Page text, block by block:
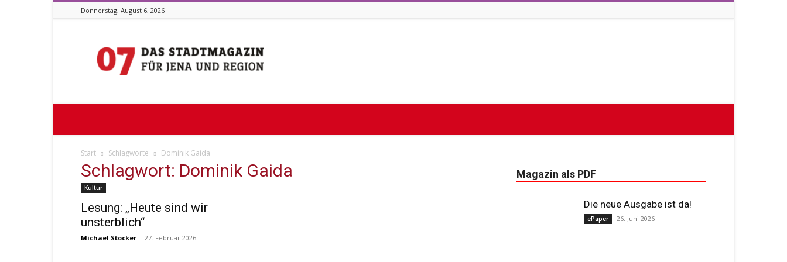
Donnerstag, August 6, 2026
07
Start Schlagworte Dominik Gaida
Schlagwort: Dominik Gaida
Kultur
Lesung: „Heute sind wir
unsterblich“
Michael Stocker - 27. Februar 2026
Magazin als PDF
Die neue Ausgabe ist da!
ePaper 26. Juni 2026